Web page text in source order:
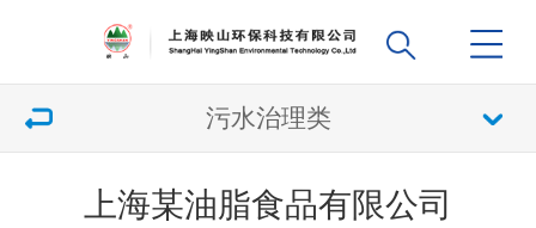
污水治理类
上海某油脂食品有限公司